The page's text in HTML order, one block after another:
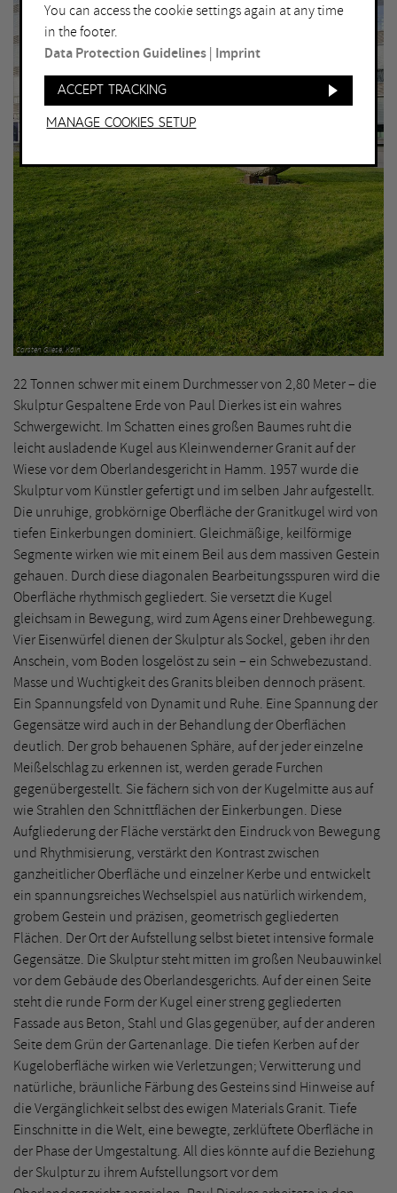
Carsten Gliese, Köln
22 Tonnen schwer mit einem Durchmesser von 2,80 Meter – die
Skulptur Gespaltene Erde von Paul Dierkes ist ein wahres
Schwergewicht. Im Schatten eines großen Baumes ruht die
leicht ausladende Kugel aus Kleinwenderner Granit auf der
Wiese vor dem Oberlandesgericht in Hamm. 1957 wurde die
Skulptur vom Künstler gefertigt und im selben Jahr aufgestellt.
Die unruhige, grobkörnige Oberfläche der Granitkugel wird von
tiefen Einkerbungen dominiert. Gleichmäßige, keilförmige
Segmente wirken wie mit einem Beil aus dem massiven Gestein
gehauen. Durch diese diagonalen Bearbeitungsspuren wird die
Oberfläche rhythmisch gegliedert. Sie versetzt die Kugel
gleichsam in Bewegung, wird zum Agens einer Drehbewegung.
Vier Eisenwürfel dienen der Skulptur als Sockel, geben ihr den
Anschein, vom Boden losgelöst zu sein – ein Schwebezustand.
Masse und Wuchtigkeit des Granits bleiben dennoch präsent.
Ein Spannungsfeld von Dynamit und Ruhe. Eine Spannung der
Gegensätze wird auch in der Behandlung der Oberflächen
deutlich. Der grob behauenen Sphäre, auf der jeder einzelne
Meißelschlag zu erkennen ist, werden gerade Furchen
gegenübergestellt. Sie fächern sich von der Kugelmitte aus auf
wie Strahlen den Schnittflächen der Einkerbungen. Diese
Aufgliederung der Fläche verstärkt den Eindruck von Bewegung
und Rhythmisierung, verstärkt den Kontrast zwischen
ganzheitlicher Oberfläche und einzelner Kerbe und entwickelt
ein spannungsreiches Wechselspiel aus natürlich wirkendem,
grobem Gestein und präzisen, geometrisch gegliederten
Flächen. Der Ort der Aufstellung selbst bietet intensive formale
Gegensätze. Die Skulptur steht mitten im großen Neubauwinkel
vor dem Gebäude des Oberlandesgerichts. Auf der einen Seite
steht die runde Form der Kugel einer streng gegliederten
Fassade aus Beton, Stahl und Glas gegenüber, auf der anderen
Seite dem Grün der Gartenanlage. Die tiefen Kerben auf der
Kugeloberfläche wirken wie Verletzungen; Verwitterung und
natürliche, bräunliche Färbung des Gesteins sind Hinweise auf
die Vergänglichkeit selbst des ewigen Materials Granit. Tiefe
Einschnitte in die Welt, eine bewegte, zerklüftete Oberfläche in
der Phase der Umgestaltung. All dies könnte auf die Beziehung
der Skulptur zu ihrem Aufstellungsort vor dem
You can access the cookie settings again at any time
in the footer.
Data Protection Guidelines Imprint
Accept tracking
Manage Cookies setup